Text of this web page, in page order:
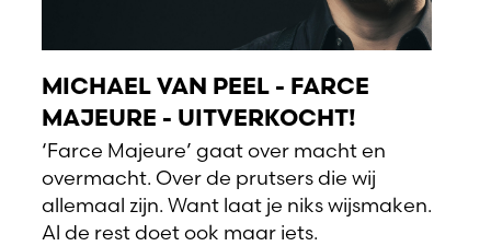
MICHAEL VAN PEEL - FARCE
MAJEURE - UITVERKOCHT!
‘Farce Majeure’ gaat over macht en
overmacht. Over de prutsers die wij
allemaal zijn. Want laat je niks wijsmaken.
Al de rest doet ook maar iets.